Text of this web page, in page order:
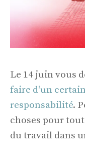
Le 14 juin vous
faire d'un
responsabilité.
choses pour
du travail dans